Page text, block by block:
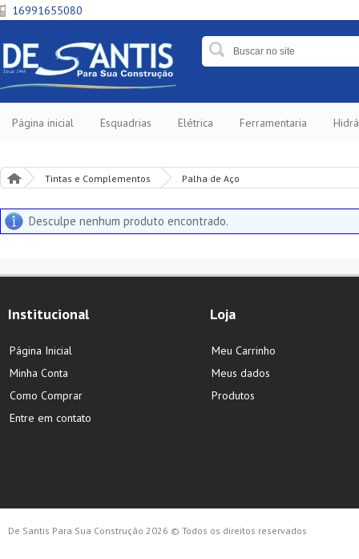
16991655080
Página inicial Esquadrias Elétrica Ferramentaria
Tintas e Complementos Palha de Aço
Desculpe nenhum produto encontrado.
Institucional
Página Inicial
Minha Conta
Como Comprar
Entre em contato
Loja
Meu Carrinho
Meus dados
Produtos
De Santis Para Sua Construção 2026 © Todos os direitos reservados